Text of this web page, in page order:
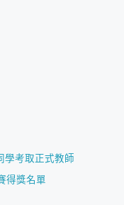
學考取正式教師
得獎名單